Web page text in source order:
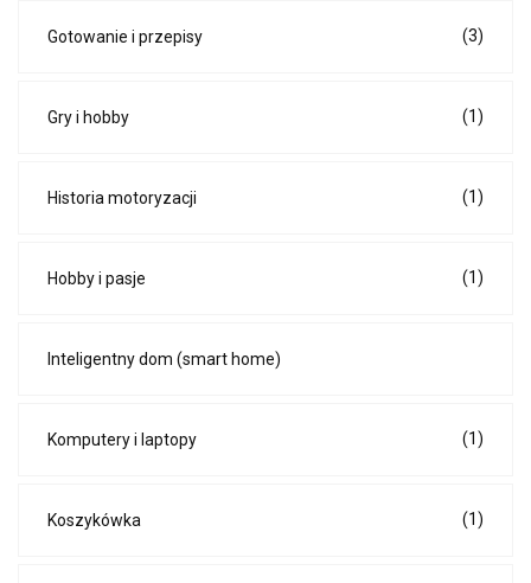
Gotowanie i przepisy (3)
Gry i hobby (1)
Historia motoryzacji (1)
Hobby i pasje (1)
Inteligentny dom (smart home)
Komputery i laptopy (1)
Koszykówka (1)